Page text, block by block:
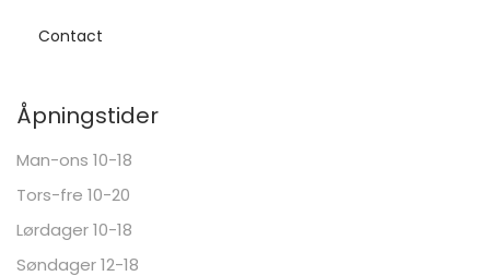
Contact
Åpningstider
Man-ons 10-18
Tors-fre 10-20
Lørdager 10-18
Søndager 12-18